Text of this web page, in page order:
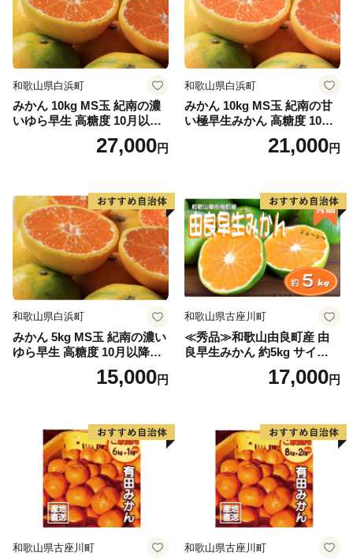
和歌山県白浜町
みかん 10kg MS玉 紀南の濃
いゆら早生 高糖度 10月以降
発送 マルチ被覆栽培27,000円
和歌山県白浜町
みかん 10kg MS玉 紀南の甘
い極早生みかん 高糖度 10月
以降発送 マルチ被覆栽培
21,000円
和歌山県白浜町
みかん 5kg MS玉 紀南の濃い
ゆら早生 高糖度 10月以降発
送 マルチ被覆栽培15,000円
和歌山県古座川町
≪秀品≫和歌山由良町産 由
良早生みかん 約5kg サイズお
まかせ【sml106C】17,000円
和歌山県古座川町 和歌山県古座川町